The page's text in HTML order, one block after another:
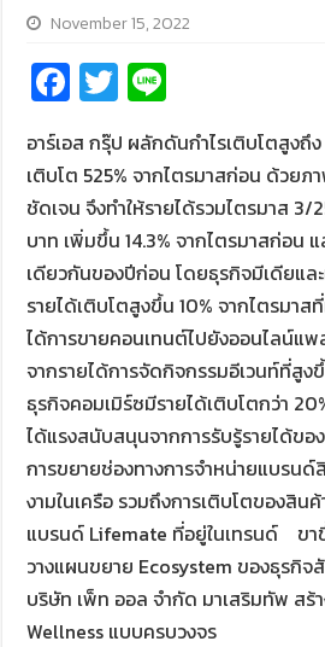
November 15, 2022
Fa
ce
b
o
o
k
T
wi
tt
er
n
e
อาร์เอส กรุ๊ป ผลักดันกำไรเติบโตสูงถึ
เติบโต 525% จากไตรมาสก่อน ด้วย
ชัดเจน จึงทำให้รายได้รวมไตรมาส 3/
บาท เพิ่มขึ้น 14.3% จากไตรมาสก่อน แ
เดียวกันของปีก่อน โดยธุรกิจมีเดียแล
รายได้เติบโตสูงขึ้น 10% จากไตรมาส
ได้การขายคอนเทนต์ไปยังออนไลน์แ
จากรายได้การจัดกิจกรรมอีเวนท์ที่สูง
ธุรกิจคอมเมิร์ซมีรายได้เติบโตกว่า
ได้แรงสนับสนุนจากการรับรู้รายได้ขอ
การขยายช่องทางการจำหน่ายแบรน
งามในเครือ รวมถึงการเติบโตของสิน
แบรนด์ Lifemate ที่อยู่ในเทรนด์ ขา
วางแผนขยาย Ecosystem ของธุรกิ
บริษัท เพ็ท ออล จำกัด มาเสริมทัพ สร้
Wellness แบบครบวงจร